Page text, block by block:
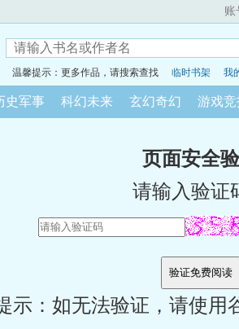
账
温馨提示：更多作品，请搜索查找 临时书架 我
史军事 科幻未来 玄幻奇幻 游戏竞
页面安全
请输入验证
示：如无法验证，请使用